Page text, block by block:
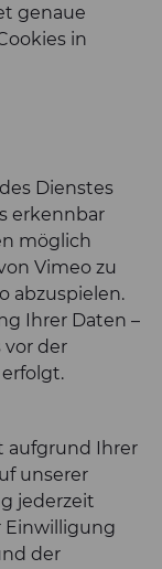
genaue
in
Dienstes
erkennbar
möglich
Vimeo zu
abzuspielen.
Ihrer Daten –
vor der
aufgrund Ihrer
unserer
jederzeit
Einwilligung
der